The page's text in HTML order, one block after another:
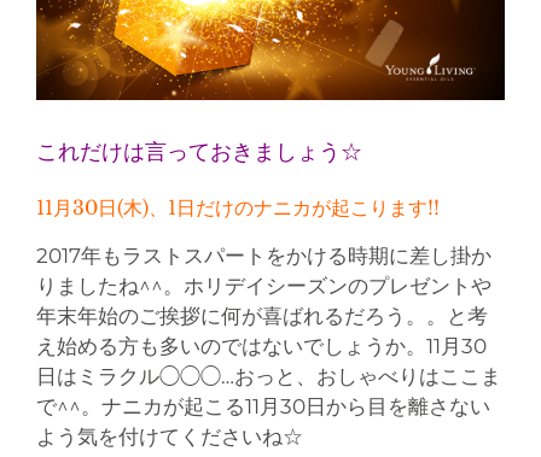
これだけは言っておきましょう☆
11月30日(木)、1日だけのナニカが起こります!!
2017年もラストスパートをかける時期に差し掛か
りましたね^^。ホリデイシーズンのプレゼントや
年末年始のご挨拶に何が喜ばれるだろう。。と考
え始める方も多いのではないでしょうか。11月30
日はミラクル◯◯◯…おっと、おしゃべりはここま
で^^。ナニカが起こる11月30日から目を離さない
よう気を付けてくださいね☆